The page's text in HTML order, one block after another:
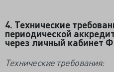
4. Технические
периодической
через личный кабинет
Технические требования: